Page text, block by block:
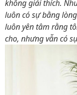
không giải thích.
luôn có sự bằng
luôn yên tâm rằng
cho, nhưng vẫn có